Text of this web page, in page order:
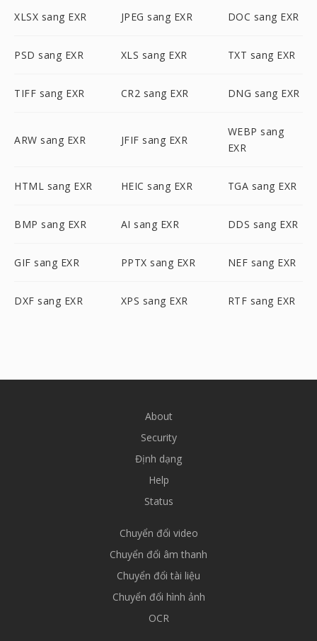
XLSX sang EXR JPEG sang EXR DOC sang EXR
PSD sang EXR XLS sang EXR TXT sang EXR
TIFF sang EXR CR2 sang EXR DNG sang EXR
ARW sang EXR JFIF sang EXR
WEBP sang
EXR
HTML sang EXR HEIC sang EXR TGA sang EXR
BMP sang EXR AI sang EXR DDS sang EXR
GIF sang EXR PPTX sang EXR NEF sang EXR
DXF sang EXR XPS sang EXR RTF sang EXR
About
Security
Định dạng
Help
Status
Chuyển đổi video
Chuyển đổi âm thanh
Chuyển đổi tài liệu
Chuyển đổi hình ảnh
OCR